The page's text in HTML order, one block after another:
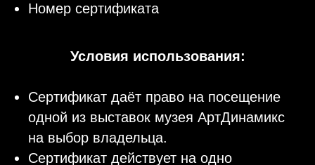
Номер сертификата
Условия использования:
Сертификат даёт право на посещение
одной из выставок музея АртДинамикс
на выбор владельца.
Сертификат действует на одно